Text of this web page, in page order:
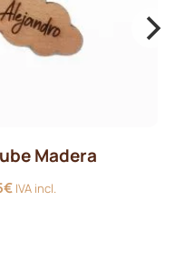
Madera
€Rango
IVA incl.